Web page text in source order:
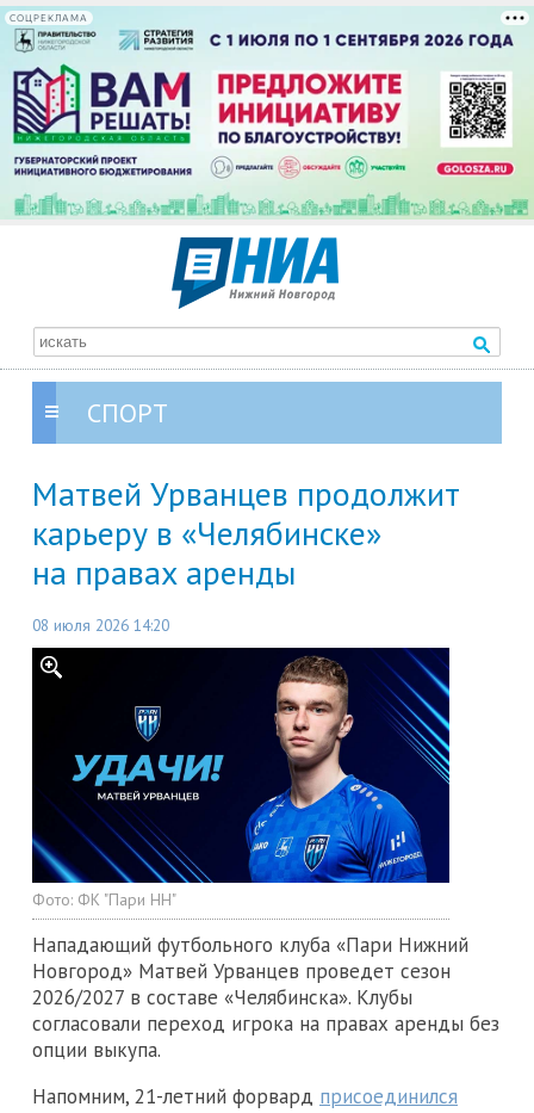
СОЦРЕКЛАМА
СПОРТ
Матвей Урванцев продолжит
карьеру в «Челябинске»
на правах аренды
08 июля 2026 14:20
Фото: ФК "Пари НН"
Нападающий футбольного клуба «Пари Нижний
Новгород» Матвей Урванцев проведет сезон
2026/2027 в составе «Челябинска». Клубы
согласовали переход игрока на правах аренды без
опции выкупа.
Напомним, 21-летний форвард присоединился